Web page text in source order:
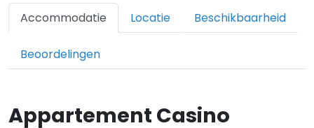
Accommodatie Locatie Beschikbaarheid
Beoordelingen
Appartement Casino